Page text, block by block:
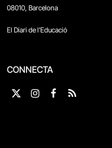
08010, Barcelona
El Diari de l'Educació
CONNECTA
X
Instagram
Facebook
RSS